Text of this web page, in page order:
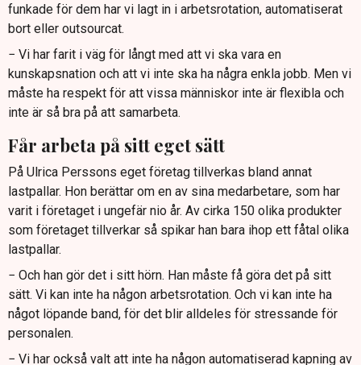
funkade för dem har vi lagt in i arbetsrotation, automatiserat
bort eller outsourcat.
− Vi har farit i väg för långt med att vi ska vara en
kunskapsnation och att vi inte ska ha några enkla jobb. Men vi
måste ha respekt för att vissa människor inte är flexibla och
inte är så bra på att samarbeta.
Får arbeta på sitt eget sätt
På Ulrica Perssons eget företag tillverkas bland annat
lastpallar. Hon berättar om en av sina medarbetare, som har
varit i företaget i ungefär nio år. Av cirka 150 olika produkter
som företaget tillverkar så spikar han bara ihop ett fåtal olika
lastpallar.
− Och han gör det i sitt hörn. Han måste få göra det på sitt
sätt. Vi kan inte ha någon arbetsrotation. Och vi kan inte ha
något löpande band, för det blir alldeles för stressande för
personalen.
− Vi har också valt att inte ha någon automatiserad kapning av